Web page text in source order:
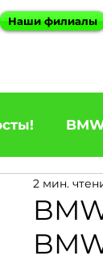
Наши филиалы
BMW
X5
2 мин.